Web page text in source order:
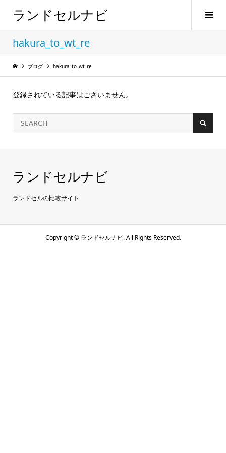
ランドセルナビ
hakura_to_wt_re
ブログ hakura_to_wt_re
登録されている記事はございません。
ランドセルナビ
ランドセルの比較サイト
Copyright ©ランドセルナビ. All Rights Reserved.